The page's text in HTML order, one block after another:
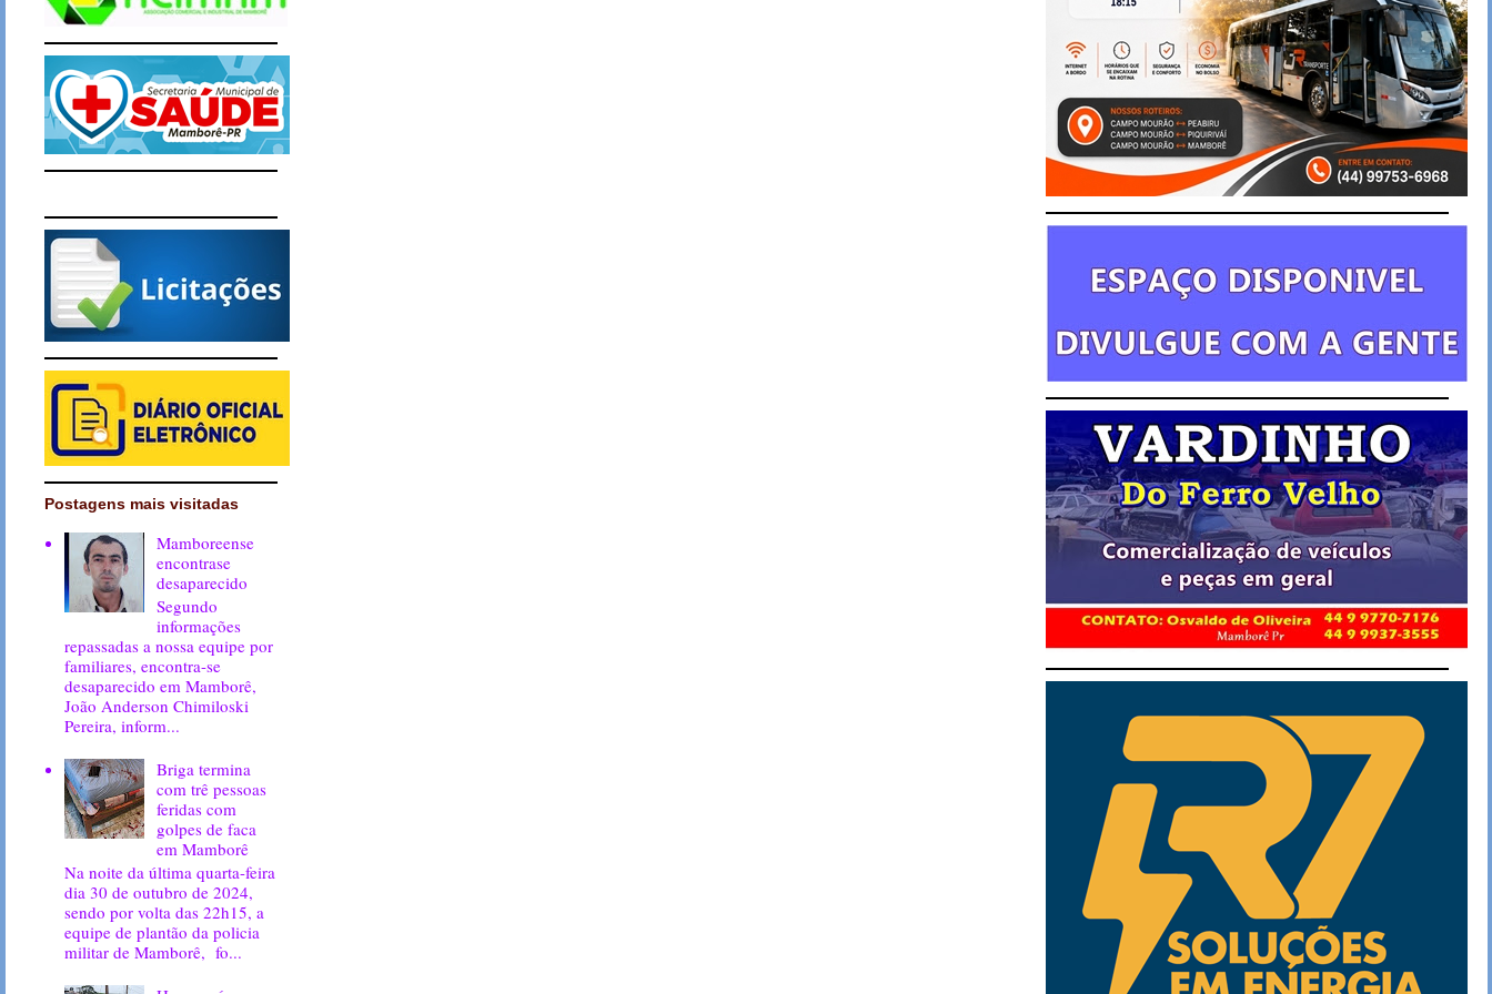
Postagens mais visitadas
Mamboreense
encontrase
desaparecido
Segundo
informações
repassadas a nossa equipe por
familiares, encontra-se
desaparecido em Mamborê,
João Anderson Chimiloski
Pereira, inform...
Briga termina
com trê pessoas
feridas com
golpes de faca
em Mamborê
Na noite da última quarta-feira
dia 30 de outubro de 2024,
sendo por volta das 22h15, a
equipe de plantão da policia
militar de Mamborê, fo...